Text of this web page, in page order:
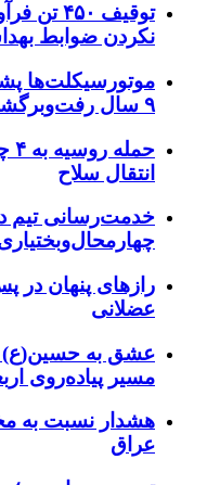
توقیف
نکردن ضوابط
موتورسیکلت‌ها
۹ سال رفت‌وبرگشت دارد
انتقال سلاح
خدمت‌رسانی تیم
رازهای پنهان در
عضلانی
عشق به حسین(ع)
مسیر پیاده‌روی
هشدار نسبت به
عراق